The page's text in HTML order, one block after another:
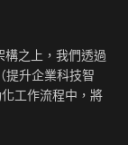
構之上，我們透過
提升企業科技智
工作流程中，將